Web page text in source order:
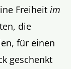
Freiheit im
die
für einen
geschenkt